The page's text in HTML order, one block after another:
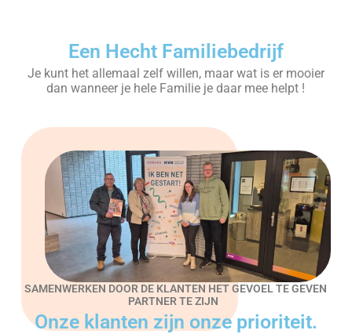
Een Hecht Familiebedrijf
Je kunt het allemaal zelf willen, maar wat is er mooier
dan wanneer je hele Familie je daar mee helpt !
SAMENWERKEN DOOR DE KLANTEN HET GEVOEL TE GEVEN
PARTNER TE ZIJN
Onze klanten zijn onze prioriteit.